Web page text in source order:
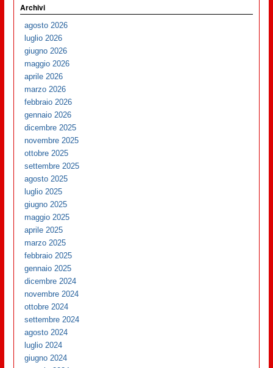
Archivi
agosto 2026
luglio 2026
giugno 2026
maggio 2026
aprile 2026
marzo 2026
febbraio 2026
gennaio 2026
dicembre 2025
novembre 2025
ottobre 2025
settembre 2025
agosto 2025
luglio 2025
giugno 2025
maggio 2025
aprile 2025
marzo 2025
febbraio 2025
gennaio 2025
dicembre 2024
novembre 2024
ottobre 2024
settembre 2024
agosto 2024
luglio 2024
giugno 2024